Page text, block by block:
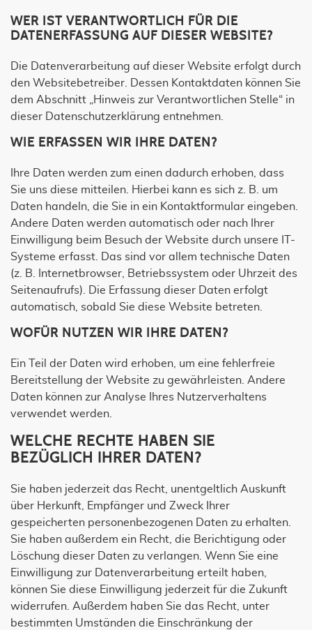
WER IST VERANTWORTLICH FÜR DIE
DATENERFASSUNG AUF DIESER WEBSITE?
Die Datenverarbeitung auf dieser Website erfolgt durch
den Websitebetreiber. Dessen Kontaktdaten können Sie
dem Abschnitt „Hinweis zur Verantwortlichen Stelle“ in
dieser Datenschutzerklärung entnehmen.
WIE ERFASSEN WIR IHRE DATEN?
Ihre Daten werden zum einen dadurch erhoben, dass
Sie uns diese mitteilen. Hierbei kann es sich z. B. um
Daten handeln, die Sie in ein Kontaktformular eingeben.
Andere Daten werden automatisch oder nach Ihrer
Einwilligung beim Besuch der Website durch unsere IT-
Systeme erfasst. Das sind vor allem technische Daten
(z. B. Internetbrowser, Betriebssystem oder Uhrzeit des
Seitenaufrufs). Die Erfassung dieser Daten erfolgt
automatisch, sobald Sie diese Website betreten.
WOFÜR NUTZEN WIR IHRE DATEN?
Ein Teil der Daten wird erhoben, um eine fehlerfreie
Bereitstellung der Website zu gewährleisten. Andere
Daten können zur Analyse Ihres Nutzerverhaltens
verwendet werden.
WELCHE RECHTE HABEN SIE
BEZÜGLICH IHRER DATEN?
Sie haben jederzeit das Recht, unentgeltlich Auskunft
über Herkunft, Empfänger und Zweck Ihrer
gespeicherten personenbezogenen Daten zu erhalten.
Sie haben außerdem ein Recht, die Berichtigung oder
Löschung dieser Daten zu verlangen. Wenn Sie eine
Einwilligung zur Datenverarbeitung erteilt haben,
können Sie diese Einwilligung jederzeit für die Zukunft
widerrufen. Außerdem haben Sie das Recht, unter
bestimmten Umständen die Einschränkung der